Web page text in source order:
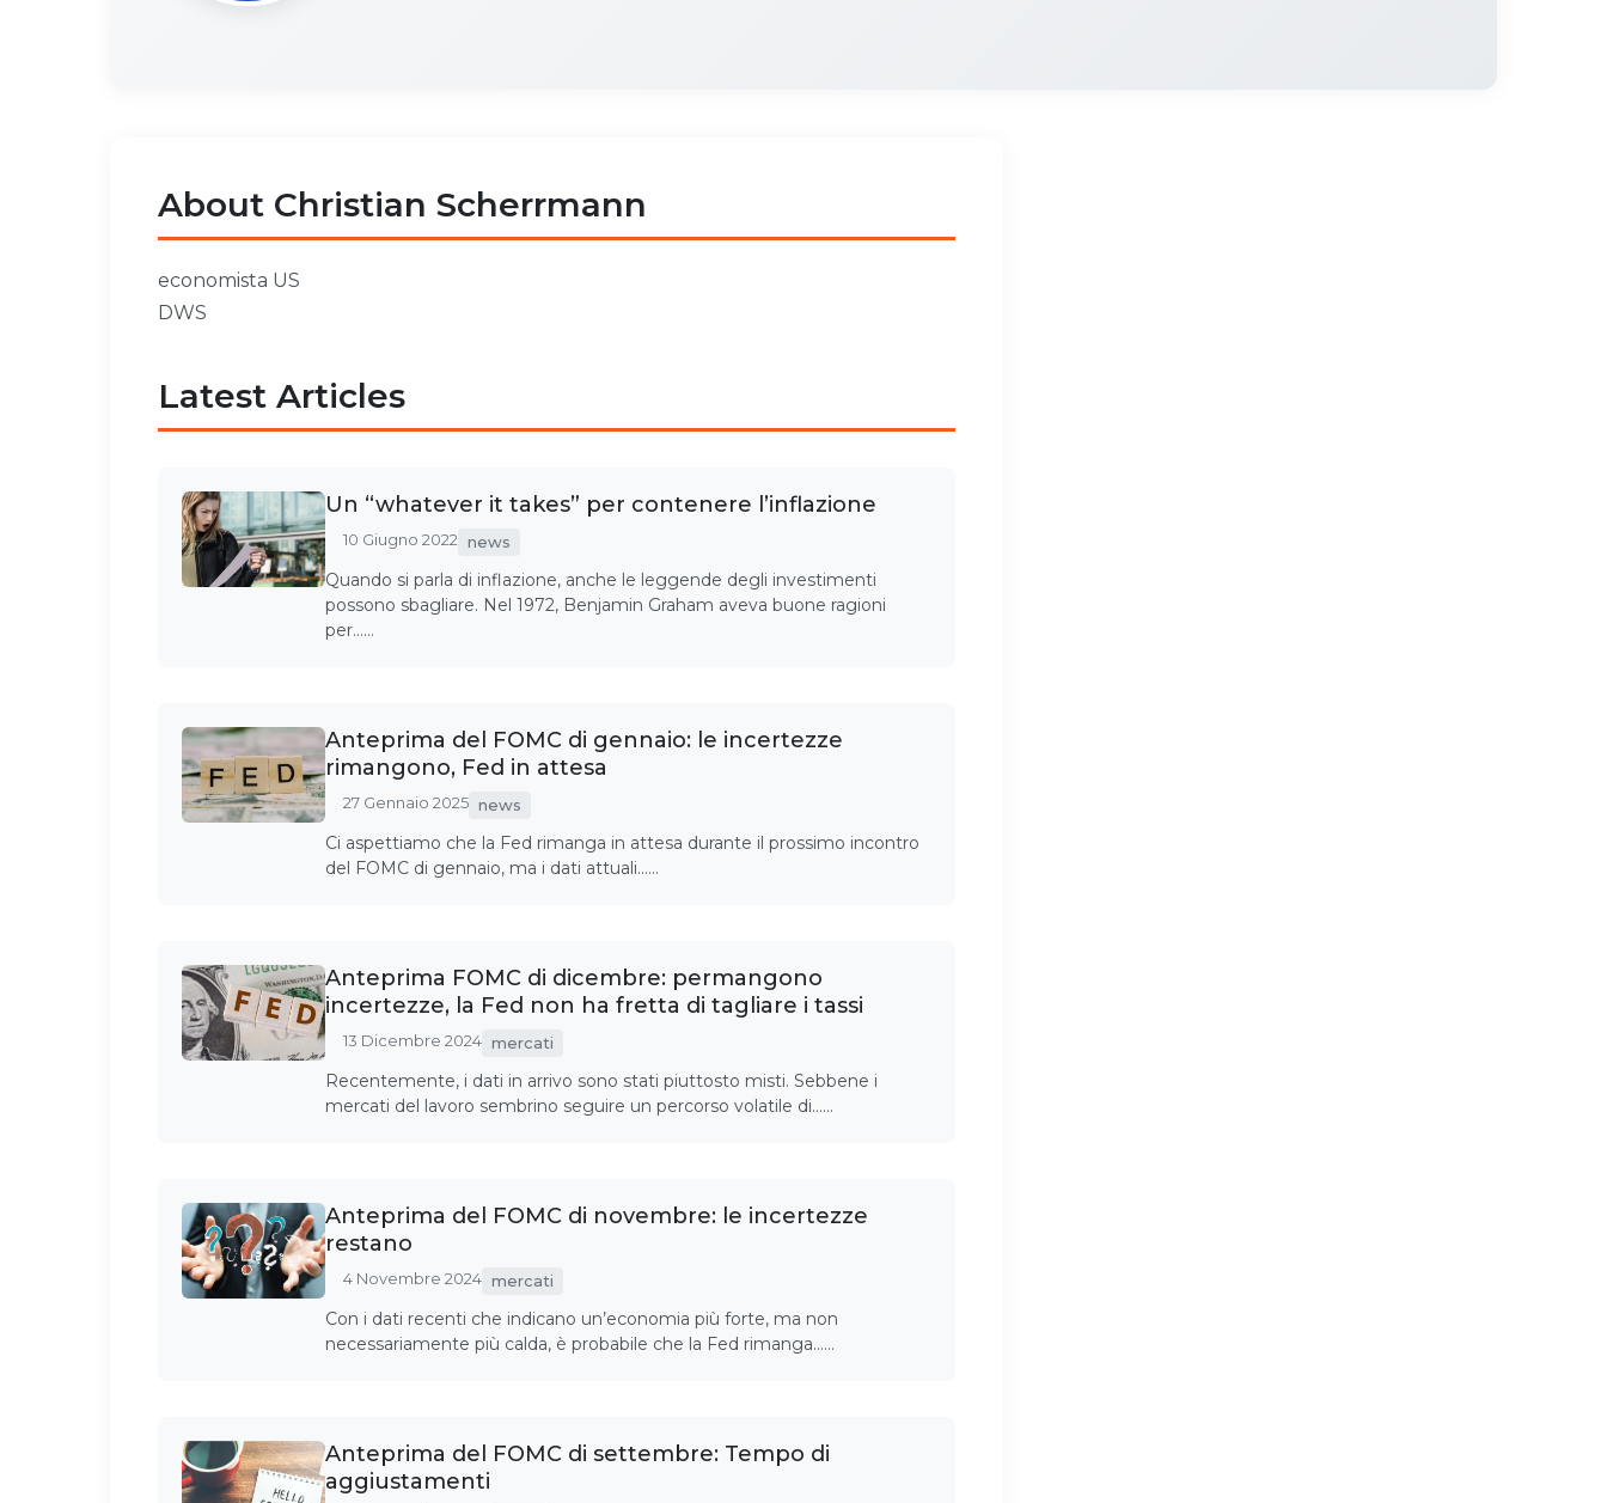
About Christian Scherrmann
economista US
DWS
Latest Articles
Un “whatever it takes” per contenere l’inflazione
10 Giugno 2022 news
Quando si parla di inflazione, anche le leggende degli investimenti
possono sbagliare. Nel 1972, Benjamin Graham aveva buone ragioni
per……
Anteprima del FOMC di gennaio: le incertezze
rimangono, Fed in attesa
27 Gennaio 2025 news
Ci aspettiamo che la Fed rimanga in attesa durante il prossimo incontro
del FOMC di gennaio, ma i dati attuali……
Anteprima FOMC di dicembre: permangono
incertezze, la Fed non ha fretta di tagliare i tassi
13 Dicembre 2024 mercati
Recentemente, i dati in arrivo sono stati piuttosto misti. Sebbene i
mercati del lavoro sembrino seguire un percorso volatile di……
Anteprima del FOMC di novembre: le incertezze
restano
4 Novembre 2024 mercati
Con i dati recenti che indicano un’economia più forte, ma non
necessariamente più calda, è probabile che la Fed rimanga……
Anteprima del FOMC di settembre: Tempo di
aggiustamenti